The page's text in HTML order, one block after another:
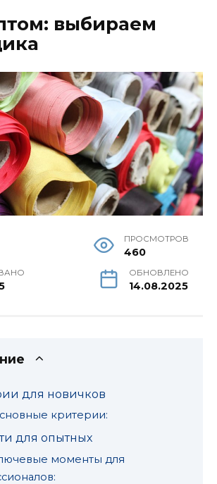
выбираем
ПРОСМОТРОВ
460
ОБНОВЛЕНО
14.08.2025
для новичков
критерии:
для опытных
моменты для